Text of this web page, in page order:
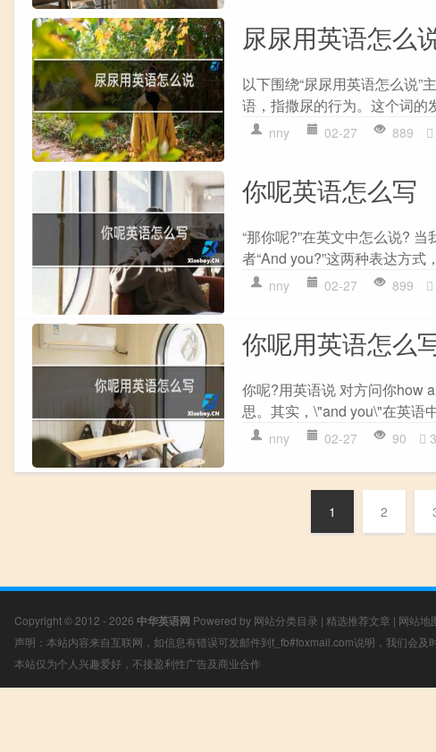
尿尿用英语怎么
以下围绕“尿尿用英语怎么说”
语，指撒尿的行为。这个词的
nny 02-27 889
你呢英语怎么写
“那你呢?”在英文中怎么说?
者“And you?”这两种表达方式
nny 02-27 899
你呢用英语怎么
你呢?用英语说 对方问你how
思。其实，\"and you\"在英语
nny 02-27 90
1 2
Copyright © 2012 - 2026 中华英语网 Powered by 网站分类目录 | 精选推荐文章 | 网站地
声明：本站内容来自互联网，如信息有错误可发邮件到f_fb#foxmail.com说明，我们会及
本站仅为个人兴趣爱好，不接盈利性广告及商业合作